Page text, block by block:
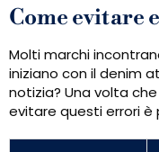
Come evitare
Molti marchi
iniziano con il denim
notizia? Una volta
evitare questi errori è